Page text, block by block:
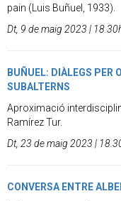
pain (Luis Buñuel, 1933).
Dt, 9 de maig 2023 |
BUÑUEL: DIÀLEGS PER
SUBALTERNS
Aproximació
Ramírez Tur.
Dt, 23 de maig 2023 |
CONVERSA ENTRE